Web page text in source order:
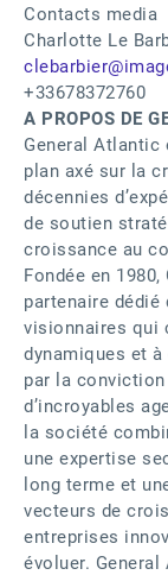
Contacts media
Charlotte Le
+33678372760
A PROPOS DE
General Atlantic
plan axé sur la
décennies
de soutien
croissance au
Fondée en
partenaire
visionnaires qui
dynamiques et
par la
d’incroyables
la société
une expertise
long terme et
vecteurs de
entreprises
évoluer.